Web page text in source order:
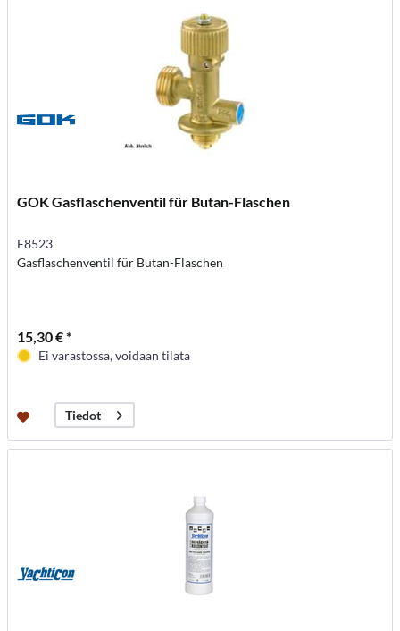
GOK Gasflaschenventil für Butan-Flaschen
E8523
Gasflaschenventil für Butan-Flaschen
15,30 € *
Ei varastossa, voidaan tilata
Tiedot